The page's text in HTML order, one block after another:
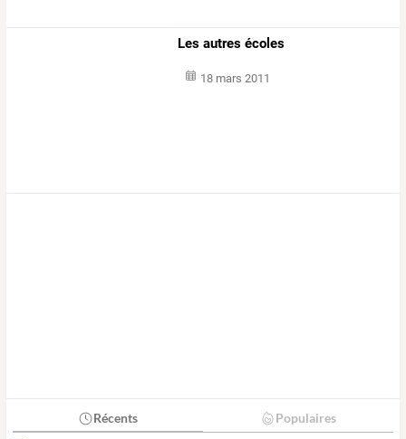
Les autres écoles
18 mars 2011
Récents Populaires